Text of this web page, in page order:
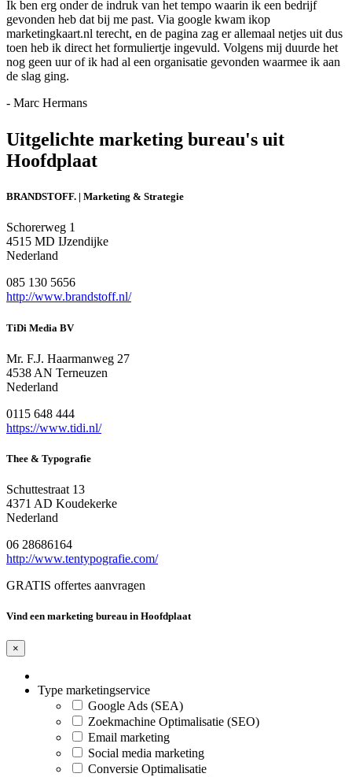
Ik ben erg onder de indruk van het tempo waarin ik een bedrijf
gevonden heb dat bij me past. Via google kwam ikop
marketingkaart.nl terecht, en de pagina zag er allemaal netjes uit dus
toen heb ik direct het formuliertje ingevuld. Volgens mij duurde het
nog geen uur of ik had al een organisatie gevonden waarmee ik aan
de slag ging.
- Marc Hermans
Uitgelichte marketing bureau's uit
Hoofdplaat
BRANDSTOFF. | Marketing & Strategie
Schorerweg 1
4515 MD IJzendijke
Nederland
085 130 5656
http://www.brandstoff.nl/
TiDi Media BV
Mr. F.J. Haarmanweg 27
4538 AN Terneuzen
Nederland
0115 648 444
https://www.tidi.nl/
Thee & Typografie
Schuttestraat 13
4371 AD Koudekerke
Nederland
06 28686164
http://www.tentypografie.com/
GRATIS offertes aanvragen
Vind een marketing bureau in Hoofdplaat
×
Type marketingservice
Google Ads (SEA)
Zoekmachine Optimalisatie (SEO)
Email marketing
Social media marketing
Conversie Optimalisatie